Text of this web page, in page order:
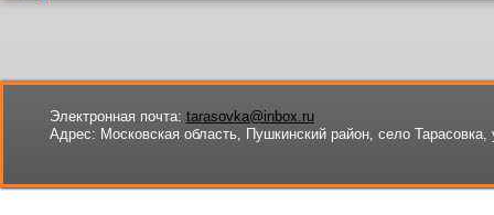
Электронная почта: tarasovka@inbox.ru
Адрес: Московская область, Пушкинский район, село